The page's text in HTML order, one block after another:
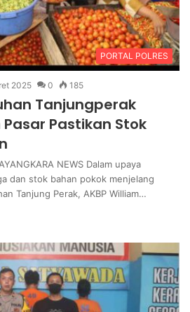
PORTAL POLRES
2025 0 185
Tanjungperak
Pastikan Stok
NEWS Dalam upaya
dan stok bahan pokok menjelang
Tanjung Perak, AKBP William…